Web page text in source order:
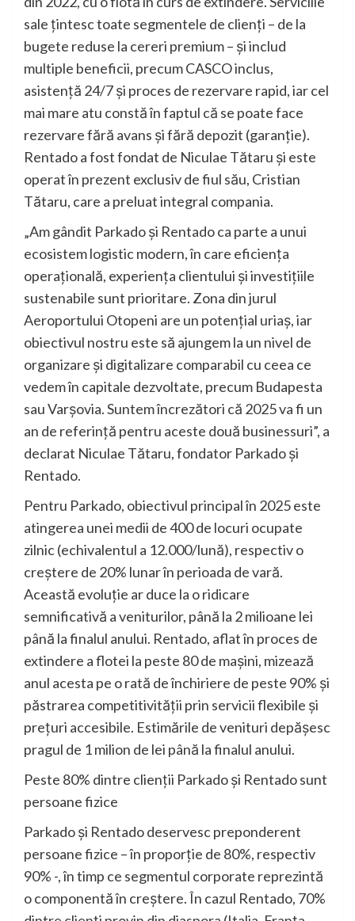
sale țintesc toate segmentele de clienți – de la
bugete reduse la cereri premium – și includ
multiple beneficii, precum CASCO inclus,
asistență 24/7 și proces de rezervare rapid, iar cel
mai mare atu constă în faptul că se poate face
rezervare fără avans și fără depozit (garanție).
Rentado a fost fondat de Niculae Tătaru și este
operat în prezent exclusiv de fiul său, Cristian
Tătaru, care a preluat integral compania.
„Am gândit Parkado și Rentado ca parte a unui
ecosistem logistic modern, în care eficiența
operațională, experiența clientului și investițiile
sustenabile sunt prioritare. Zona din jurul
Aeroportului Otopeni are un potențial uriaș, iar
obiectivul nostru este să ajungem la un nivel de
organizare și digitalizare comparabil cu ceea ce
vedem în capitale dezvoltate, precum Budapesta
sau Varșovia. Suntem încrezători că 2025 va fi un
an de referință pentru aceste două businessuri”, a
declarat Niculae Tătaru, fondator Parkado și
Rentado.
Pentru Parkado, obiectivul principal în 2025 este
atingerea unei medii de 400 de locuri ocupate
zilnic (echivalentul a 12.000/lună), respectiv o
creștere de 20% lunar în perioada de vară.
Această evoluție ar duce la o ridicare
semnificativă a veniturilor, până la 2 milioane lei
până la finalul anului. Rentado, aflat în proces de
extindere a flotei la peste 80 de mașini, mizează
anul acesta pe o rată de închiriere de peste 90% și
păstrarea competitivității prin servicii flexibile și
prețuri accesibile. Estimările de venituri depășesc
pragul de 1 milion de lei până la finalul anului.
Peste 80% dintre clienții Parkado și Rentado sunt
persoane fizice
Parkado și Rentado deservesc preponderent
persoane fizice – în proporție de 80%, respectiv
90% -, în timp ce segmentul corporate reprezintă
o componentă în creștere. În cazul Rentado, 70%